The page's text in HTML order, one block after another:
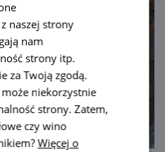
naszej strony
nam
strony itp.
za Twoją zgodą.
niekorzystnie
strony. Zatem,
czy wino
Więcej o